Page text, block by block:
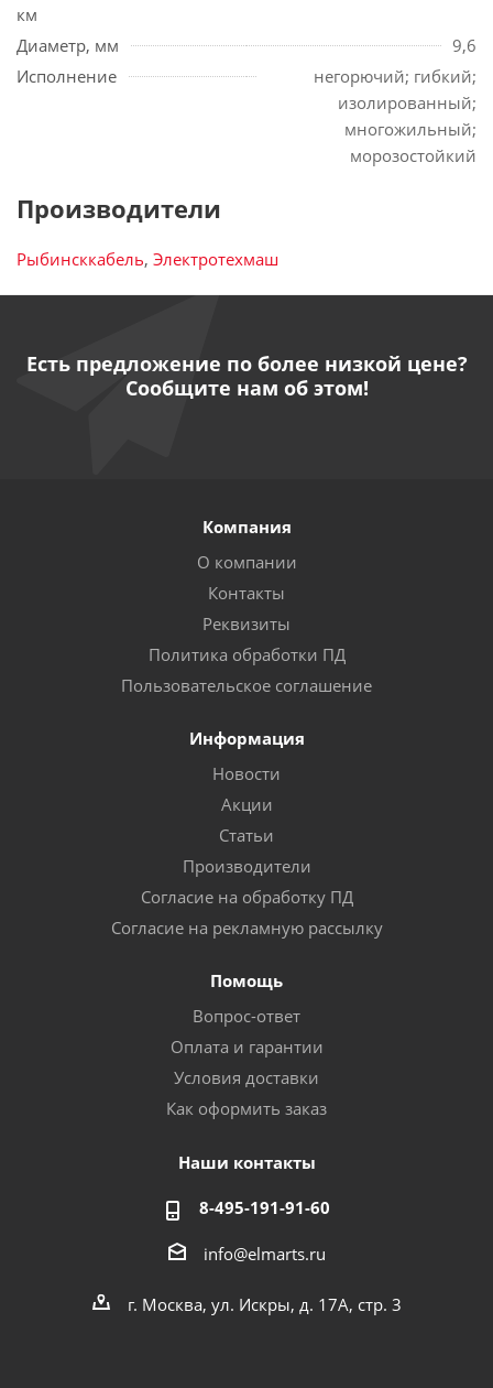
км
Диаметр, мм
9,6
Исполнение
негорючий; гибкий;
изолированный;
многожильный;
морозостойкий
Производители
Рыбинсккабель, Электротехмаш
Есть предложение по более низкой цене?
Сообщите нам об этом!
Компания
О компании
Контакты
Реквизиты
Политика обработки ПД
Пользовательское соглашение
Информация
Новости
Акции
Статьи
Производители
Согласие на обработку ПД
Согласие на рекламную рассылку
Помощь
Вопрос-ответ
Оплата и гарантии
Условия доставки
Как оформить заказ
Наши контакты
8-495-191-91-60
info@elmarts.ru
г. Москва, ул. Искры, д. 17А, стр. 3